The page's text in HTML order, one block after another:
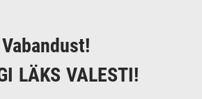
Vabandust!
LÄKS VALESTI!